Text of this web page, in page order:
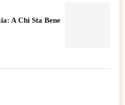
A Chi Sta Bene